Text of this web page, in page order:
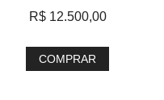
R$12.500,00
COMPRAR